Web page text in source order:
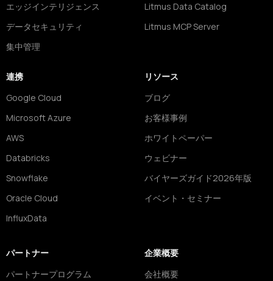
エッジインテリジェンス
データセキュリティ
集中管理
Litmus Data Catalog
Litmus MCP Server
連携
Google Cloud
Microsoft Azure
AWS
Databricks
Snowflake
Oracle Cloud
InfluxData
リソース
ブログ
お客様事例
ホワイトペーパー
ウェビナー
バイヤーズガイド2026年版
イベント・セミナー
パートナー
パートナープログラム
企業概要
会社概要